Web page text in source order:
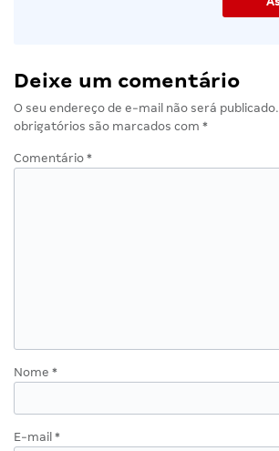
Deixe um comentário
O seu endereço de e-mail não será publicado.
obrigatórios são marcados com *
Comentário *
Nome *
E-mail *